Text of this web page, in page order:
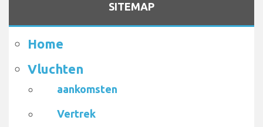
SITEMAP
Home
Vluchten
aankomsten
Vertrek